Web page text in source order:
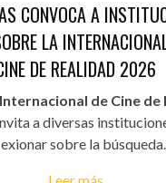
CONVOCA A
LA
DE REALIDAD 2026
de Cine de
a diversas
sobre la